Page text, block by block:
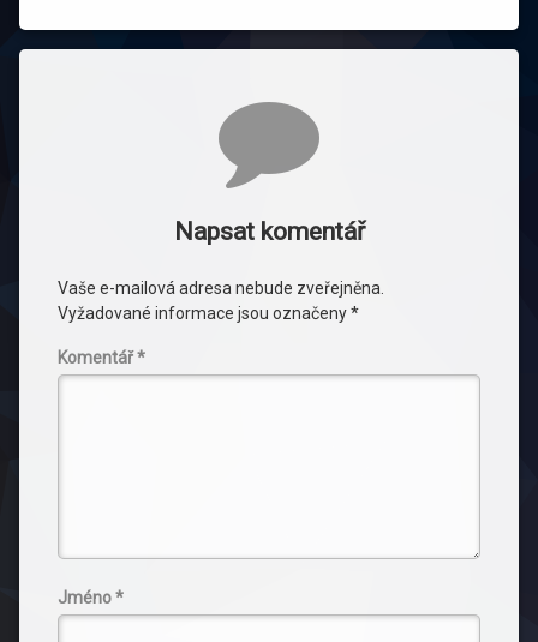
Napsat komentář
Vaše e-mailová adresa nebude zveřejněna.
Vyžadované informace jsou označeny*
Komentář*
Jméno*